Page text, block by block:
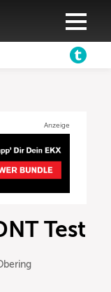
Anzeige
Test